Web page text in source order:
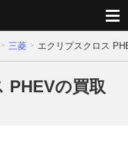
三菱 エクリプスクロス
PHEVの買取